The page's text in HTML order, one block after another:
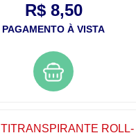
R$ 8,50
PAGAMENTO À VISTA